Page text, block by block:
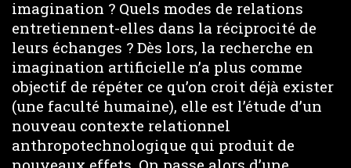
imagination ? Quels modes de relations
entretiennent-elles dans la réciprocité de
leurs échanges ? Dès lors, la recherche en
imagination artificielle n’a plus comme
objectif de répéter ce qu’on croit déjà exister
(une faculté humaine), elle est l’étude d’un
nouveau contexte relationnel
anthropotechnologique qui produit de